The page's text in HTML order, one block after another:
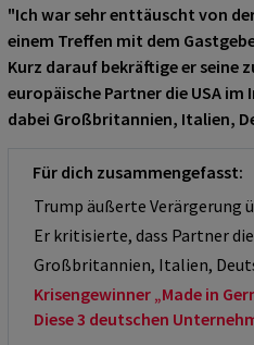
"Ich war sehr enttäuscht von
einem Treffen mit dem
Kurz darauf bekräftige er seine
europäische Partner die USA
dabei Großbritannien, Italien,
Für dich zusammengefasst:
Trump äußerte Verärgerung
Er kritisierte, dass Partner
Großbritannien, Italien,
Krisengewinner „Made in
Diese 3 deutschen